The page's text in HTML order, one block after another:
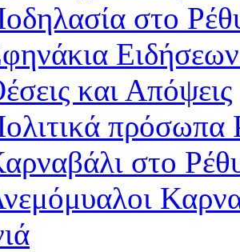
στο
και Απόψεις
πρόσωπα
στο